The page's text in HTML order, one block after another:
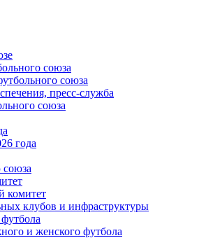
союза
союза
пресс-служба
союза
года
комитет
клубов и инфраструктуры
и женского футбола